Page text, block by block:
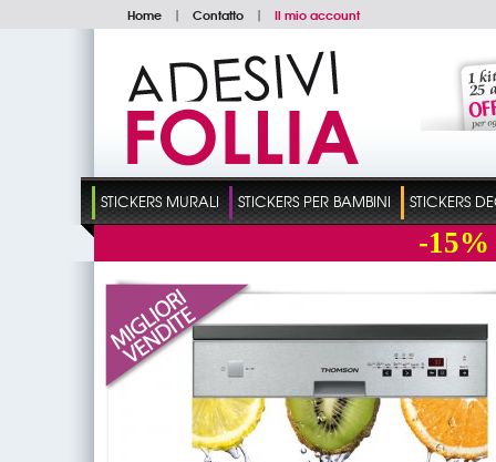
Home | Contatto | Il mio account
STICKERS MURALI STICKERS PER BAMBINI STICKERS
-15%